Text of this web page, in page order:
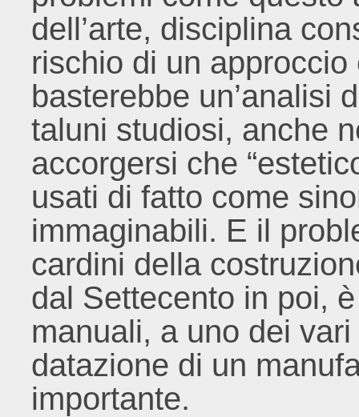
dell’arte, disciplina
rischio di un
basterebbe un’analisi
taluni studiosi, anche
accorgersi che
usati di fatto come
immaginabili. E il
cardini della
dal Settecento in poi,
manuali, a uno dei
datazione di un
importante.